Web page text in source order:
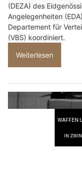
(DEZA) des
Angelegenheiten
Departement für
(VBS) koordiniert.
Weiterlesen